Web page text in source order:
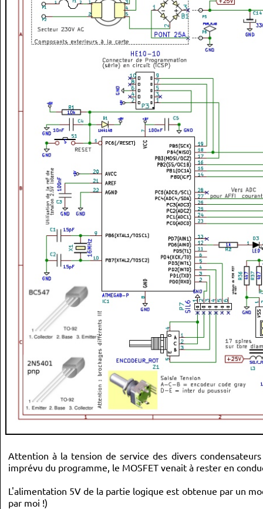
Attention à la tension de service des divers
imprévu du programme, le MOSFET venait à rester en
L'alimentation 5V de la partie logique est obtenue par un
par moi !)